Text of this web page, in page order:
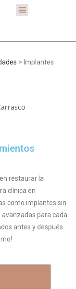
> Implantes
restaurar la
clínica en
como implantes sin
para cada
antes y después.